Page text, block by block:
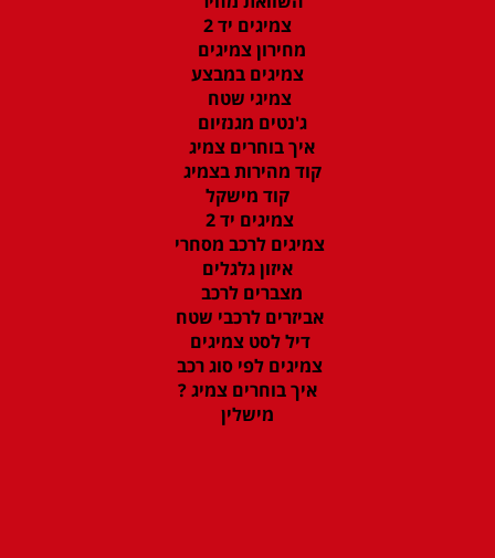
צמיגים יד 2
מחירון צמיגים
צמיגים במבצע
צמיגי שטח
ג'נטים מגנזיום
איך בוחרים צמיג
קוד מהירות בצמיג
קוד מישקל
צמיגים יד 2
צמיגים לרכב מסחרי
איזון גלגלים
מצברים לרכב
אביזרים לרכבי שטח
דיל לסט צמיגים
צמיגים לפי סוג רכב
איך בוחרים צמיג ?
מישלין